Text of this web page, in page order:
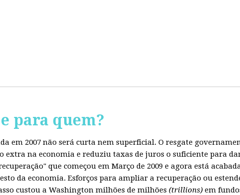
para quem?
em 2007 não será curta nem superficial. O resgate
na economia e reduziu taxas de juros o suficiente para
que começou em Março de 2009 e agora está
da economia. Esforços para ampliar a recuperação ou
custou a Washington milhões de milhões (trillions) em